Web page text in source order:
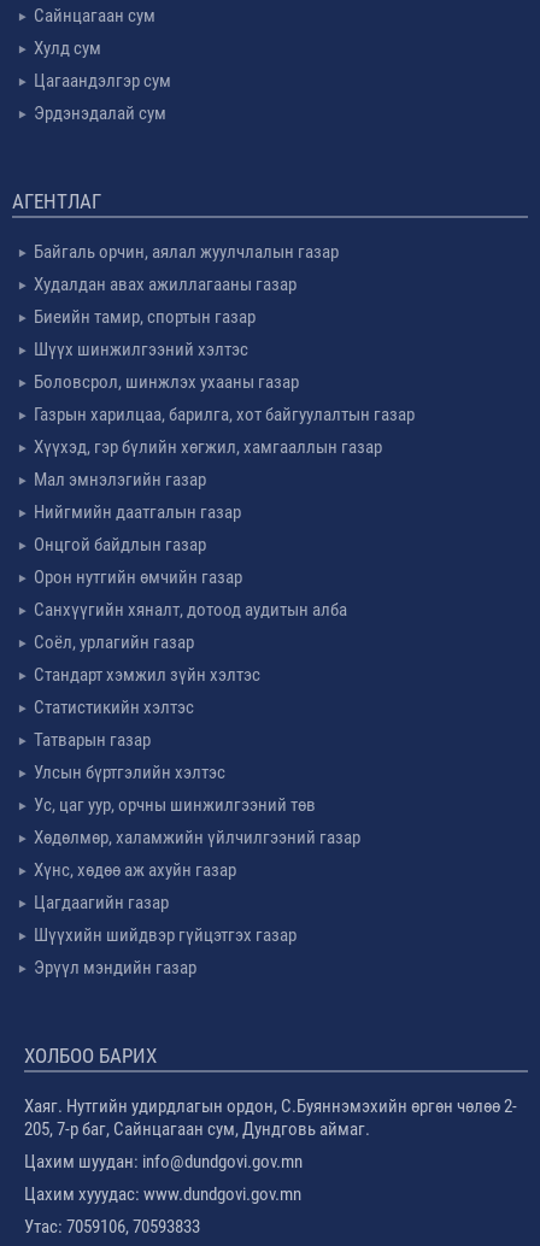
Сайнцагаан сум
Хулд сум
Цагаандэлгэр сум
Эрдэнэдалай сум
АГЕНТЛАГ
Байгаль орчин, аялал жуулчлалын газар
Худалдан авах ажиллагааны газар
Биеийн тамир, спортын газар
Шүүх шинжилгээний хэлтэс
Боловсрол, шинжлэх ухааны газар
Газрын харилцаа, барилга, хот байгуулалтын газар
Хүүхэд, гэр бүлийн хөгжил, хамгааллын газар
Мал эмнэлэгийн газар
Нийгмийн даатгалын газар
Онцгой байдлын газар
Орон нутгийн өмчийн газар
Санхүүгийн хяналт, дотоод аудитын алба
Соёл, урлагийн газар
Стандарт хэмжил зүйн хэлтэс
Статистикийн хэлтэс
Татварын газар
Улсын бүртгэлийн хэлтэс
Ус, цаг уур, орчны шинжилгээний төв
Хөдөлмөр, халамжийн үйлчилгээний газар
Хүнс, хөдөө аж ахуйн газар
Цагдаагийн газар
Шүүхийн шийдвэр гүйцэтгэх газар
Эрүүл мэндийн газар
ХОЛБОО БАРИХ
Хаяг. Нутгийн удирдлагын ордон, С.Буяннэмэхийн өргөн чөлөө 2-
205, 7-р баг, Сайнцагаан сум, Дундговь аймаг.
Цахим шуудан: info@dundgovi.gov.mn
Цахим хууудас: www.dundgovi.gov.mn
Утас: 7059106, 70593833